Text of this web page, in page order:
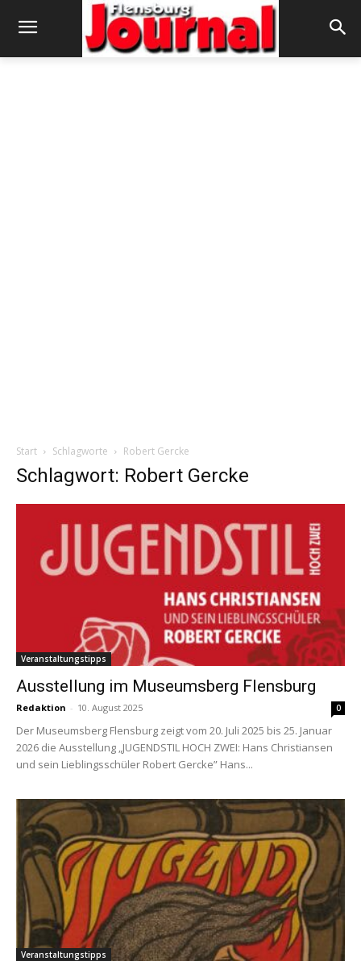
Start Schlagworte Robert Gercke
Schlagwort: Robert Gercke
Veranstaltungstipps
Ausstellung im Museumsberg Flensburg
Redaktion - 10. August 2025 0
Der Museumsberg Flensburg zeigt vom 20. Juli 2025 bis 25. Januar
2026 die Ausstellung „JUGENDSTIL HOCH ZWEI: Hans Christiansen
und sein Lieblingsschüler Robert Gercke” Hans...
Veranstaltungstipps